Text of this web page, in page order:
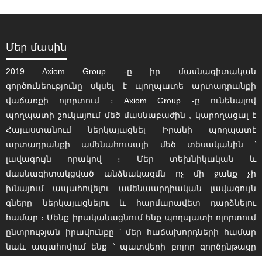
Մեր մասին
2019 Axiom Group -ը իր մասնագիտական
գործունեությունը սկսել է պողպատե արտադրանքի
վաճառքի ոլորտում ։ Axiom Group -ը ունենալով
պողպատի շուկայում մեծ մասնաբաժին , կարողացալ է
Հայաստանում ներկայացնել Իրանի պողպատէ
արտադրանքի ամենահուսալի մեծ տեսականին ՝
լավագույն որակով ։ Մեր տեխնիկական և
մասնագիտակցված անձնակազմն ոչ մի ջանք չի
խնայում ապահովելու ամենաարդիական լավագույն
գները ներկայացնելու և հարմարավետ դարձնելու
համար ։ Մենք իրականացնում ենք պողպատի ոլորտում
ընտրության իրավունքը ՝ մեր հաճախորդների համար
նաև ապահովում ենք ՝ պատվերի բոլոր գործընթացը